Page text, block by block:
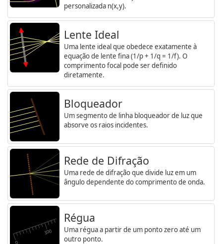
personalizada n(x,y).
Lente Ideal
Uma lente ideal que obedece exatamente à
equação de lente fina (1/p + 1/q = 1/f). O
comprimento focal pode ser definido
diretamente.
Bloqueador
Um segmento de linha bloqueador de luz que
absorve os raios incidentes.
Rede de Difração
Uma rede de difração que divide luz em um
ângulo dependente do comprimento de onda.
Régua
Uma régua a partir de um ponto zero até um
outro ponto.